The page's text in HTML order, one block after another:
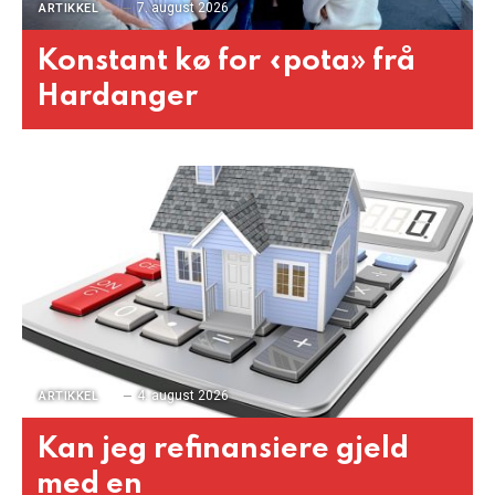
ARTIKKEL 7. august 2026
Konstant kø for «pota» frå
Hardanger
ARTIKKEL 4. august 2026
Kan jeg refinansiere gjeld
med en